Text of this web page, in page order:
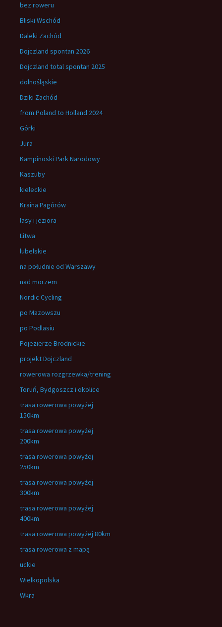
bez roweru
Bliski Wschód
Daleki Zachód
Dojczland spontan 2026
Dojczland total spontan 2025
dolnośląskie
Dziki Zachód
from Poland to Holland 2024
Górki
Jura
Kampinoski Park Narodowy
Kaszuby
kieleckie
Kraina Pagórów
lasy i jeziora
Litwa
lubelskie
na południe od Warszawy
nad morzem
Nordic Cycling
po Mazowszu
po Podlasiu
Pojezierze Brodnickie
projekt Dojczland
rowerowa rozgrzewka/trening
Toruń, Bydgoszcz i okolice
trasa rowerowa powyżej
150km
trasa rowerowa powyżej
200km
trasa rowerowa powyżej
250km
trasa rowerowa powyżej
300km
trasa rowerowa powyżej
400km
trasa rowerowa powyżej 80km
trasa rowerowa z mapą
uckie
Wielkopolska
Wkra